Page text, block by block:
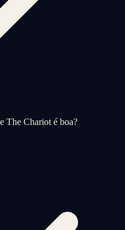
The Chariot é boa?